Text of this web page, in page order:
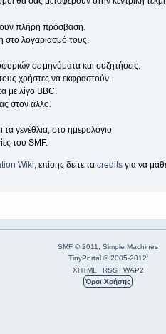
πλήρη πρόσβαση.
στο λογαριασμό τους.
σε μηνύματα και συζητήσεις.
χρήστες να εκφραστούν.
με λίγο BBC.
στον άλλο.
τα γενέθλια, στο ημερολόγιο
του SMF.
Wiki , επίσης δείτε ταcredits για να
SMF © 2011, Simple Machines
TinyPortal © 2005-2012'
XHTML
RSS
WAP2
Όροι Χρήσης